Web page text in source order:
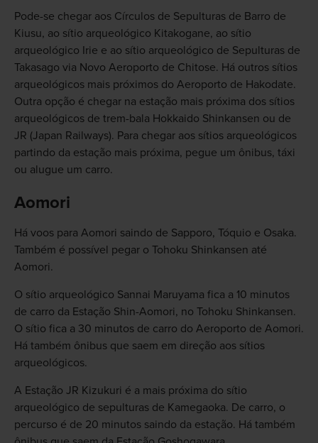
Pode-se chegar aos Círculos de Sepulturas de Barro de
Kiusu, ao sítio arqueológico Kitakogane, ao sítio
arqueológico Irie e ao sítio arqueológico de Sepulturas de
Takasago via Novo Aeroporto de Chitose. Há outros sítios
arqueológicos mais próximos do Aeroporto de Hakodate.
Outra opção é chegar na estação mais próxima dos sítios
arqueológicos de trem-bala Hokkaido Shinkansen ou de
JR (Japan Railways). Para chegar aos sítios arqueológicos
partindo da estação mais próxima, pegue um ônibus, táxi
ou alugue um carro.
Aomori
Há voos para Aomori saindo de Sapporo, Tóquio e Osaka.
Também é possível pegar o Tohoku Shinkansen até
Aomori.
O sítio arqueológico Sannai Maruyama fica a 10 minutos
de carro da Estação Shin-Aomori, no Tohoku Shinkansen.
O sítio fica a 30 minutos de carro do Aeroporto de Aomori.
Há também ônibus que saem em direção aos sítios
arqueológicos.
A Estação JR Kizukuri é a mais próxima do sítio
arqueológico de sepulturas de Kamegaoka. De carro, o
percurso é de 20 minutos saindo da estação. Há também